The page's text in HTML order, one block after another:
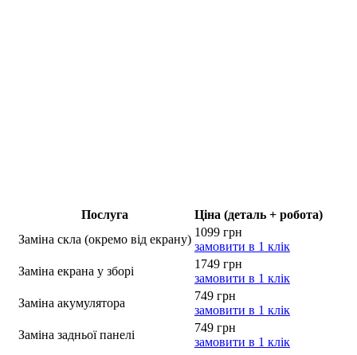
Послуга
Ціна (деталь + робота)
Заміна скла (окремо від екрану)
1099 грн
замовити в 1 клік
Заміна екрана у зборі
1749 грн
замовити в 1 клік
Заміна акумулятора
749 грн
замовити в 1 клік
Заміна задньої панелі
749 грн
замовити в 1 клік